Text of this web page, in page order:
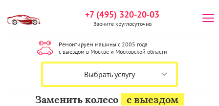
+7 (495) 320-20-03
Звоните круглосуточно
Ремонтируем машины с 2005 года
с выездом в Москве и Московской области
Выбрать услугу
Заменить колесо с выездом